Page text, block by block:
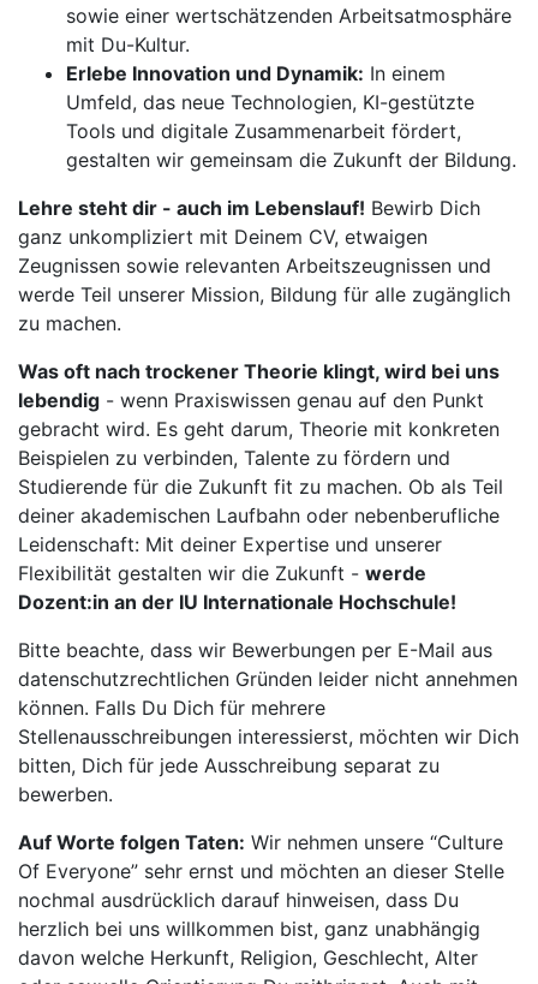
sowie einer wertschätzenden Arbeitsatmosphäre
mit Du-Kultur.
Erlebe Innovation und Dynamik: In einem
Umfeld, das neue Technologien, KI-gestützte
Tools und digitale Zusammenarbeit fördert,
gestalten wir gemeinsam die Zukunft der Bildung.
Lehre steht dir - auch im Lebenslauf! Bewirb Dich
ganz unkompliziert mit Deinem CV, etwaigen
Zeugnissen sowie relevanten Arbeitszeugnissen und
werde Teil unserer Mission, Bildung für alle zugänglich
zu machen.
Was oft nach trockener Theorie klingt, wird bei uns
lebendig - wenn Praxiswissen genau auf den Punkt
gebracht wird. Es geht darum, Theorie mit konkreten
Beispielen zu verbinden, Talente zu fördern und
Studierende für die Zukunft fit zu machen. Ob als Teil
deiner akademischen Laufbahn oder nebenberufliche
Leidenschaft: Mit deiner Expertise und unserer
Flexibilität gestalten wir die Zukunft - werde
Dozent:in an der IU Internationale Hochschule!
Bitte beachte, dass wir Bewerbungen per E-Mail aus
datenschutzrechtlichen Gründen leider nicht annehmen
können. Falls Du Dich für mehrere
Stellenausschreibungen interessierst, möchten wir Dich
bitten, Dich für jede Ausschreibung separat zu
bewerben.
Auf Worte folgen Taten: Wir nehmen unsere “Culture
Of Everyone” sehr ernst und möchten an dieser Stelle
nochmal ausdrücklich darauf hinweisen, dass Du
herzlich bei uns willkommen bist, ganz unabhängig
davon welche Herkunft, Religion, Geschlecht, Alter